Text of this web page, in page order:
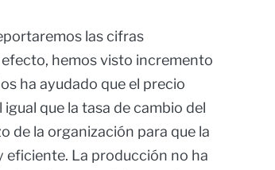
las cifras
hemos visto incremento
ha ayudado que el precio
que la tasa de cambio del
de la organización para que la
eficiente. La producción no ha